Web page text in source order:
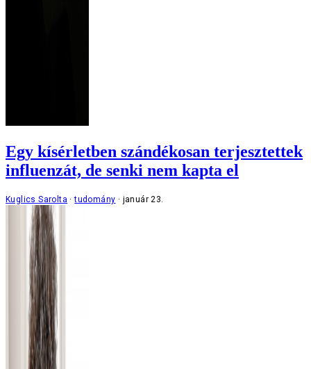
Egy kísérletben szándékosan terjesztettek
influenzát, de senki nem kapta el
Kuglics Sarolta tudomány január 23.